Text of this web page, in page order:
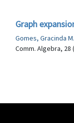
Graph
Gomes, Gracinda
Comm. Algebra, 28